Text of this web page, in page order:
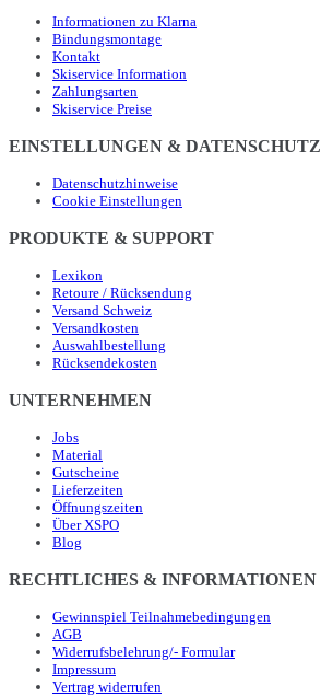
Informationen zu Klarna
Bindungsmontage
Kontakt
Skiservice Information
Zahlungsarten
Skiservice Preise
EINSTELLUNGEN & DATENSCHUTZ
Datenschutzhinweise
Cookie Einstellungen
PRODUKTE & SUPPORT
Lexikon
Retoure / Rücksendung
Versand Schweiz
Versandkosten
Auswahlbestellung
Rücksendekosten
UNTERNEHMEN
Jobs
Material
Gutscheine
Lieferzeiten
Öffnungszeiten
Über XSPO
Blog
RECHTLICHES & INFORMATIONEN
Gewinnspiel Teilnahmebedingungen
AGB
Widerrufsbelehrung/- Formular
Impressum
Vertrag widerrufen